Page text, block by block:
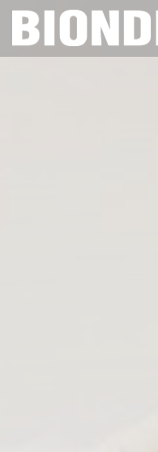
クッキー利用の管理について